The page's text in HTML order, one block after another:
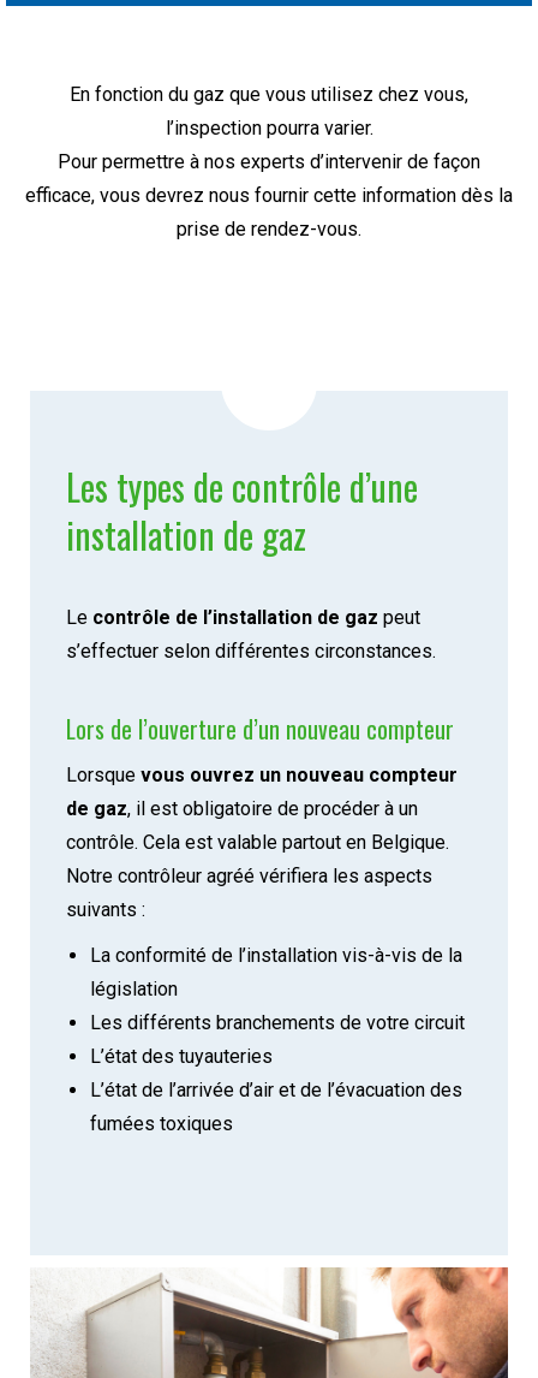
En fonction du gaz que vous utilisez chez vous,
l’inspection pourra varier.
Pour permettre à nos experts d’intervenir de façon
efficace, vous devrez nous fournir cette information dès la
prise de rendez-vous.
Les types de contrôle d’une
installation de gaz
Le contrôle de l’installation de gaz peut
s’effectuer selon différentes circonstances.
Lors de l’ouverture d’un nouveau compteur
Lorsque vous ouvrez un nouveau compteur
de gaz, il est obligatoire de procéder à un
contrôle. Cela est valable partout en Belgique.
Notre contrôleur agréé vérifiera les aspects
suivants :
La conformité de l’installation vis-à-vis de la
législation
Les différents branchements de votre circuit
L’état des tuyauteries
L’état de l’arrivée d’air et de l’évacuation des
fumées toxiques